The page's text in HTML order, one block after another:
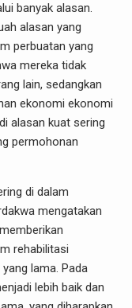
banyak alasan.
alasan yang
perbuatan yang
mereka tidak
lain, sedangkan
ekonomi ekonomi
alasan kuat sering
permohonan
di dalam
mengatakan
rehabilitasi
lama. Pada
lebih baik dan